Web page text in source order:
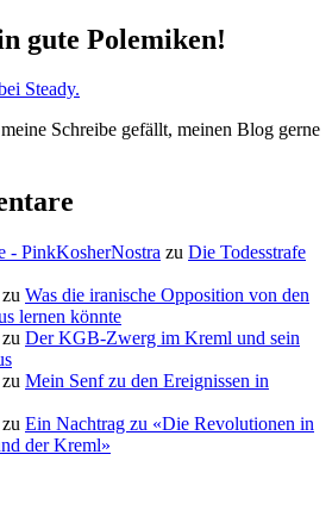
gute Polemiken!
Schreibe gefällt, meinen Blog gerne
- PinkKosherNostra zu Die Todesstrafe
zu Was die iranische Opposition von den
lernen könnte
zu Der KGB-Zwerg im Kreml und sein
zu Mein Senf zu den Ereignissen in
zu Ein Nachtrag zu «Die Revolutionen in
der Kreml»